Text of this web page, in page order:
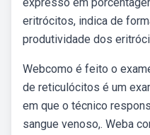
eritrócitos, indica de
produtividade dos
Webcomo é feito o
de reticulócitos é um
em que o técnico
sangue venoso,. Weba